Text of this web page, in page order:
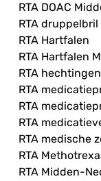
RTA DOAC
RTA
RTA Hartfalen
RTA Hartfalen
RTA
RTA
RTA
RTA
RTA medische
RTA
RTA Midden-